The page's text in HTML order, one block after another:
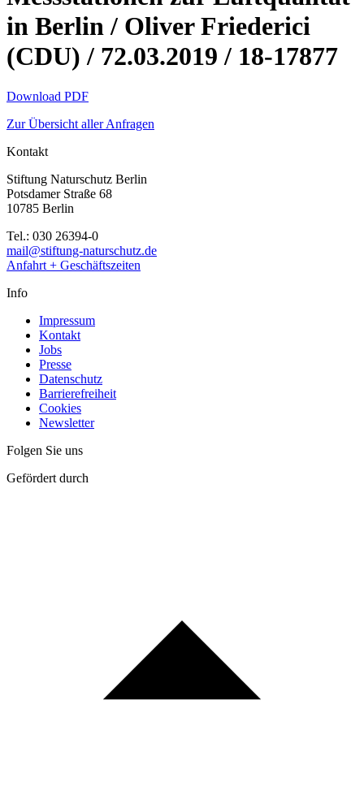
in Berlin / Oliver Friederici
(CDU) / 72.03.2019 / 18-17877
Download PDF
Zur Übersicht aller Anfragen
Kontakt
Stiftung Naturschutz Berlin
Potsdamer Straße 68
10785 Berlin
Tel.: 030 26394-0
mail@stiftung-naturschutz.de
Anfahrt + Geschäftszeiten
Info
Impressum
Kontakt
Jobs
Presse
Datenschutz
Barrierefreiheit
Cookies
Newsletter
Folgen Sie uns
Gefördert durch